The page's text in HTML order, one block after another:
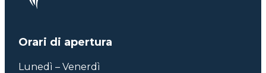
Orari di apertura
Lunedì – Venerdì